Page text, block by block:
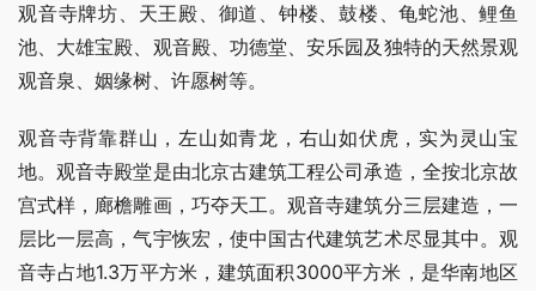
观音寺牌坊、天王殿、御道、钟楼、鼓楼、龟蛇池、鲤鱼
池、大雄宝殿、观音殿、功德堂、安乐园及独特的天然景观
观音泉、姻缘树、许愿树等。
观音寺背靠群山，左山如青龙，右山如伏虎，实为灵山宝
地。观音寺殿堂是由北京古建筑工程公司承造，全按北京故
宫式样，廊檐雕画，巧夺天工。观音寺建筑分三层建造，一
层比一层高，气宇恢宏，使中国古代建筑艺术尽显其中。观
音寺占地1.3万平方米，建筑面积3000平方米，是华南地区